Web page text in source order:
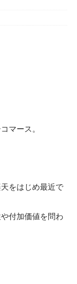
マース。
をはじめ最近で
付加価値を問わ